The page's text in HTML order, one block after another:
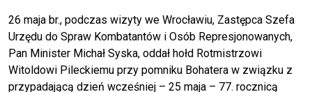
26 maja br., podczas wizyty we Wrocławiu, Zastępca Szefa
Urzędu do Spraw Kombatantów i Osób Represjonowanych,
Pan Minister Michał Syska, oddał hołd Rotmistrzowi
Witoldowi Pileckiemu przy pomniku Bohatera w związku z
przypadającą dzień wcześniej – 25 maja – 77. rocznicą